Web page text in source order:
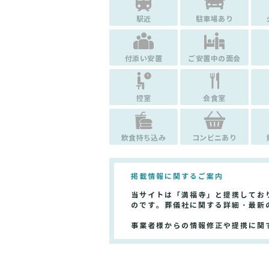
駅近 駐車場あり
付添い安置 ご安置中の面会
控室 会食室
飲食持ち込み コンビニあり
掲載情報に関するご案内
当サイトは「満福寺」と提携して
のです。葬儀社に関する詳細・最
事業者様からの情報修正や提携に